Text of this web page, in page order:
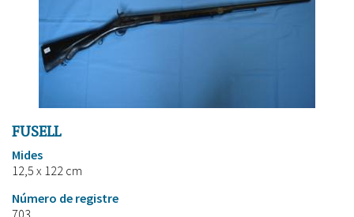
FUSELL
Mides
12,5 x 122 cm
Número de registre
703